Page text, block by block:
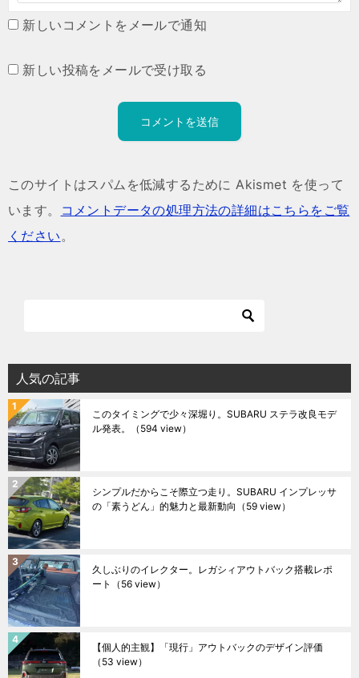
新しいコメントをメールで通知
新しい投稿をメールで受け取る
このサイトはスパムを低減するために Akismet を使って
います。
コメントデータの処理方法の詳細はこちらをご覧
ください。
人気の記事
このタイミングで少々深堀り。SUBARU ステラ改良モデ
ル発表。
（594 view）
シンプルだからこそ際立つ走り。SUBARU インプレッサ
の「素うどん」的魅力と最新動向 （59 view）
久しぶりのイレクター。レガシィアウトバック搭載レポ
ート
（56 view）
【個人的主観】「現行」アウトバックのデザイン評価
（53 view）